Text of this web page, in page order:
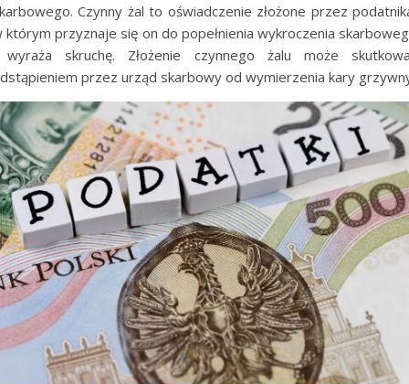
Czynny żal to oświadczenie złożone przez
którym przyznaje się on do popełnienia wykroczenia
skruchę. Złożenie czynnego żalu może
przez urząd skarbowy od wymierzenia kary